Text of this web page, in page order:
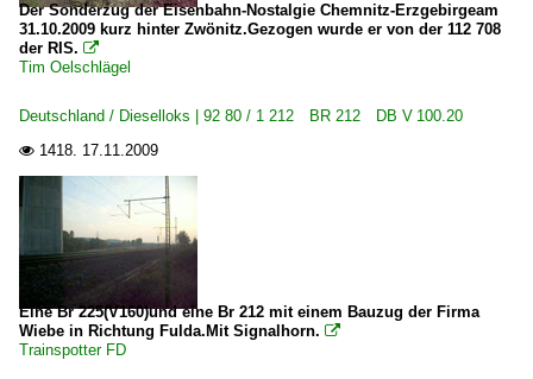
Der Sonderzug der Eisenbahn-Nostalgie Chemnitz-Erzgebirgeam
31.10.2009 kurz hinter Zwönitz.Gezogen wurde er von der 112 708
der RIS. 
Tim Oelschlägel
Deutschland / Dieselloks | 92 80 / 1 212 BR 212 DB V 100.20
 1418. 17.11.2009
Eine Br 225(V160)und eine Br 212 mit einem Bauzug der Firma
Wiebe in Richtung Fulda.Mit Signalhorn. 
Trainspotter FD